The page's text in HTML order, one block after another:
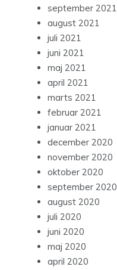
september 2021
august 2021
juli 2021
juni 2021
maj 2021
april 2021
marts 2021
februar 2021
januar 2021
december 2020
november 2020
oktober 2020
september 2020
august 2020
juli 2020
juni 2020
maj 2020
april 2020